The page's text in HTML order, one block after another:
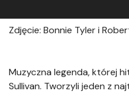
Zdjęcie: Bonnie Tyler i
Muzyczna legenda, której
Sullivan. Tworzyli jeden z